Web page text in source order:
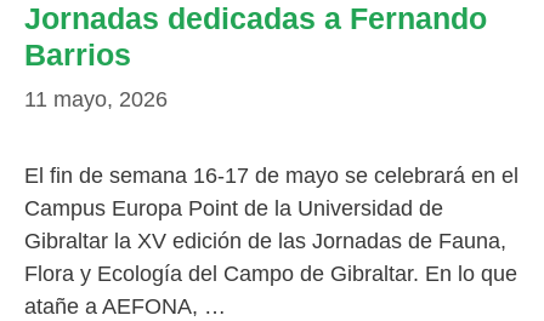
Jornadas dedicadas a Fernando
Barrios
11 mayo, 2026
El fin de semana 16-17 de mayo se celebrará en el
Campus Europa Point de la Universidad de
Gibraltar la XV edición de las Jornadas de Fauna,
Flora y Ecología del Campo de Gibraltar. En lo que
atañe a AEFONA, …